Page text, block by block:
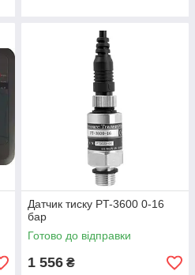
Датчик тиску PT-3600 0-16
бар
Готово до відправки
1 556 ₴